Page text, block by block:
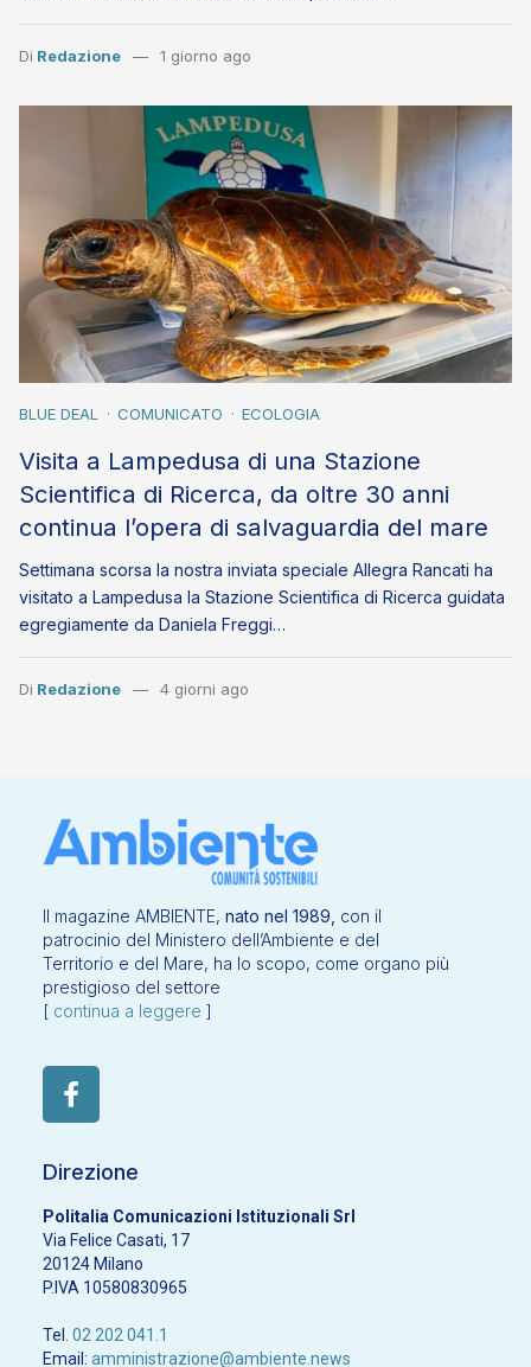
Di Redazione 1 giorno ago
BLUE DEAL COMUNICATO ECOLOGIA
Visita a Lampedusa di una Stazione
Scientifica di Ricerca, da oltre 30 anni
continua l’opera di salvaguardia del mare
Settimana scorsa la nostra inviata speciale Allegra Rancati ha
visitato a Lampedusa la Stazione Scientifica di Ricerca guidata
egregiamente da Daniela Freggi…
Di Redazione 4 giorni ago
Il magazine AMBIENTE, nato nel 1989, con il
patrocinio del Ministero dell’Ambiente e del
Territorio e del Mare, ha lo scopo, come organo più
prestigioso del settore
[ continua a leggere ]
Direzione
Politalia Comunicazioni Istituzionali Srl
Via Felice Casati, 17
20124 Milano
P.IVA 10580830965
Tel. 02 202 041.1
Email: amministrazione@ambiente.news